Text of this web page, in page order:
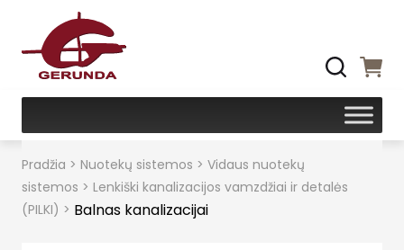
Pradžia > Nuotekų sistemos > Vidaus nuotekų
sistemos > Lenkiški kanalizacijos vamzdžiai ir detalės
(PILKI) > Balnas kanalizacijai